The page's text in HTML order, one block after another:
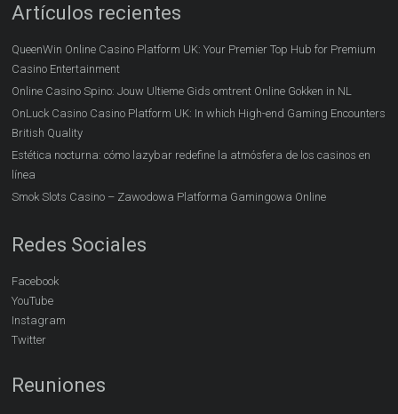
Artículos recientes
QueenWin Online Casino Platform UK: Your Premier Top Hub for Premium
Casino Entertainment
Online Casino Spino: Jouw Ultieme Gids omtrent Online Gokken in NL
OnLuck Casino Casino Platform UK: In which High-end Gaming Encounters
British Quality
Estética nocturna: cómo lazybar redefine la atmósfera de los casinos en
línea
Smok Slots Casino – Zawodowa Platforma Gamingowa Online
Redes Sociales
Facebook
YouTube
Instagram
Twitter
Reuniones